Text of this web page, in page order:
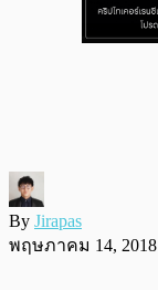
By Jirapas
พฤษภาคม 14, 2018